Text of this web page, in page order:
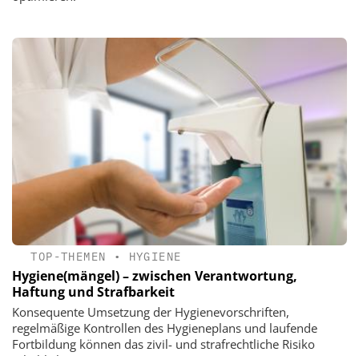
TOP-THEMEN • HYGIENE
Hygiene(mängel) – zwischen Verantwortung,
Haftung und Strafbarkeit
Konsequente Umsetzung der Hygienevorschriften,
regelmäßige Kontrollen des Hygieneplans und laufende
Fortbildung können das zivil- und strafrechtliche Risiko